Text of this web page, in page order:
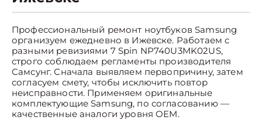
Профессиональный ремонт ноутбуков Samsung
организуем ежедневно в Ижевске. Работаем с
разными ревизиями 7 Spin NP740U3MK02US,
строго соблюдаем регламенты производителя
Самсунг. Сначала выявляем первопричину, затем
согласуем смету, чтобы исключить повтор
неисправности. Применяем оригинальные
комплектующие Samsung, по согласованию —
качественные аналоги уровня OEM.